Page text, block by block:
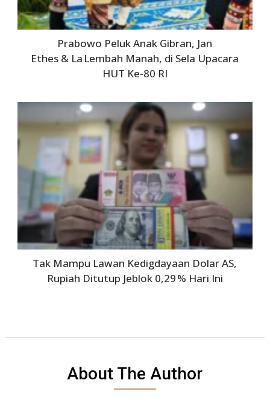
Prabowo Peluk Anak Gibran, Jan
Ethes & La Lembah Manah, di Sela Upacara
HUT Ke‑80 RI
Tak Mampu Lawan Kedigdayaan Dolar AS,
Rupiah Ditutup Jeblok 0,29 % Hari Ini
About The Author